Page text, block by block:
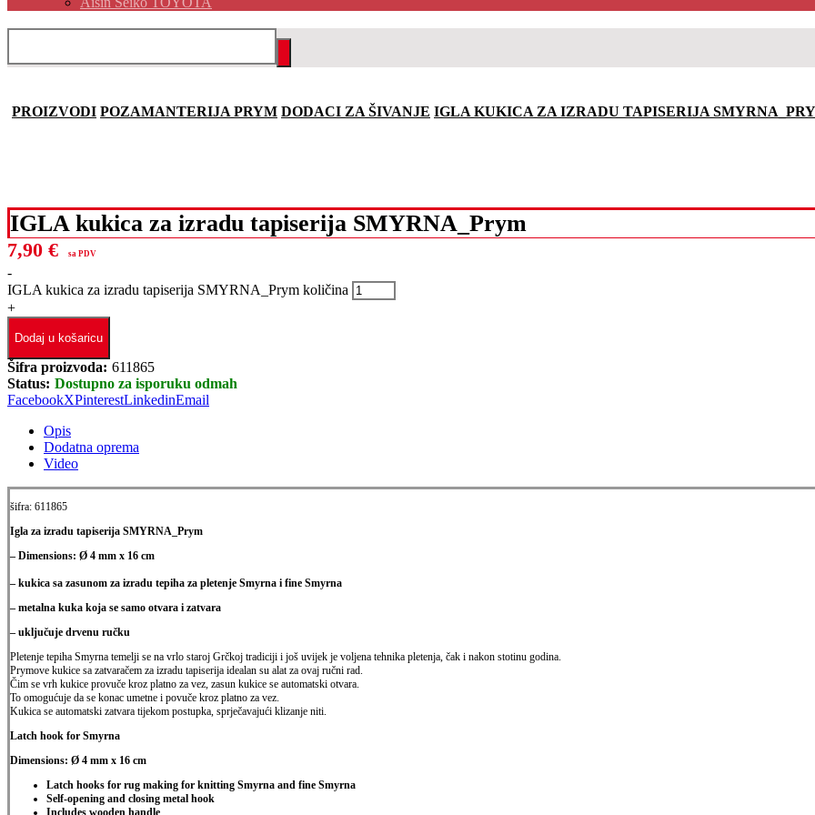
PROIZVODI POZAMANTERIJA PRYM DODACI ZA ŠIVANJE IGLA KUKICA ZA IZRADU TAPISERIJA
IGLA kukica za izradu tapiserija SMYRNA_Prym
7,90 € sa PDV
-
IGLA kukica za izradu tapiserija SMYRNA_Prym količina
+
Dodaj u košaricu
Šifra proizvoda: 611865
Status: Dostupno za isporuku odmah
FacebookXPinterestLinkedinEmail
Opis
Dodatna oprema
Video
šifra: 611865
Igla za izradu tapiserija SMYRNA_Prym
– Dimensions: Ø 4 mm x 16 cm
– kukica sa zasunom za izradu tepiha za pletenje Smyrna i fine Smyrna
– metalna kuka koja se samo otvara i zatvara
– uključuje drvenu ručku
Pletenje tepiha Smyrna temelji se na vrlo staroj Grčkoj tradiciji i još uvijek je voljena tehnika pletenja, čak i nakon stotinu godina.
Prymove kukice sa zatvaračem za izradu tapiserija idealan su alat za ovaj ručni rad.
Čim se vrh kukice provuče kroz platno za vez, zasun kukice se automatski otvara.
To omogućuje da se konac umetne i povuče kroz platno za vez.
Kukica se automatski zatvara tijekom postupka, sprječavajući klizanje niti.
Latch hook for Smyrna
Dimensions: Ø 4 mm x 16 cm
Latch hooks for rug making for knitting Smyrna and fine Smyrna
Self-opening and closing metal hook
Includes wooden handle